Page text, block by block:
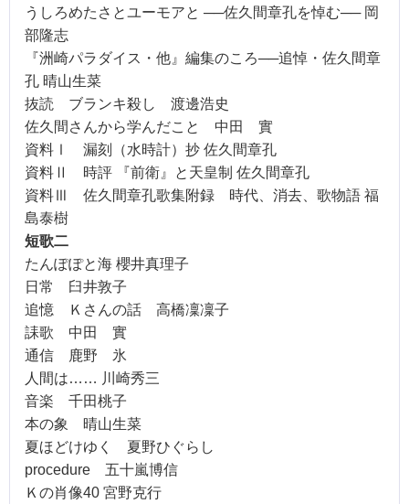
うしろめたさとユーモアと ──佐久間章孔を悼む── 岡
部隆志
『洲崎パラダイス・他』編集のころ──追悼・佐久間章
孔 晴山生菜
抜読 ブランキ殺し 渡邊浩史
佐久間さんから学んだこと 中田 實
資料 Ⅰ 漏刻（水時計）抄 佐久間章孔
資料 Ⅱ 時評 『前衛』と天皇制 佐久間章孔
資料Ⅲ 佐久間章孔歌集附録 時代、消去、歌物語 福
島泰樹
短歌二
たんぽぽと海 櫻井真理子
日常 臼井敦子
追憶 Ｋさんの話 高橋凜凜子
誄歌 中田 實
通信 鹿野 氷
人間は…… 川崎秀三
音楽 千田桃子
本の象 晴山生菜
夏ほどけゆく 夏野ひぐらし
procedure 五十嵐博信
Ｋの肖像40 宮野克行